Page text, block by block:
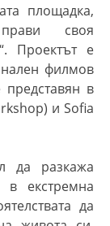
площадка,
своя
Проектът е
филмов
в
и Sofia
да разкажа
в екстремна
да